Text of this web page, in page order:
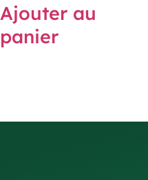
Ajouter au
panier